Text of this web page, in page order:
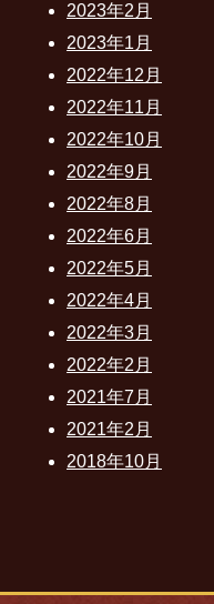
2023年2月
2023年1月
2022年12月
2022年11月
2022年10月
2022年9月
2022年8月
2022年6月
2022年5月
2022年4月
2022年3月
2022年2月
2021年7月
2021年2月
2018年10月